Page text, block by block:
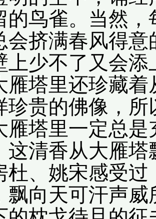
的鸟雀。当然
会挤满春风得
上少不了又会
雁塔里还珍藏
珍贵的佛像，
雁塔里一定总
这清香从大雁
杜、姚宋感受
飘向天可汗声